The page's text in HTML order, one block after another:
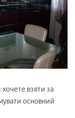
взяти за
основний